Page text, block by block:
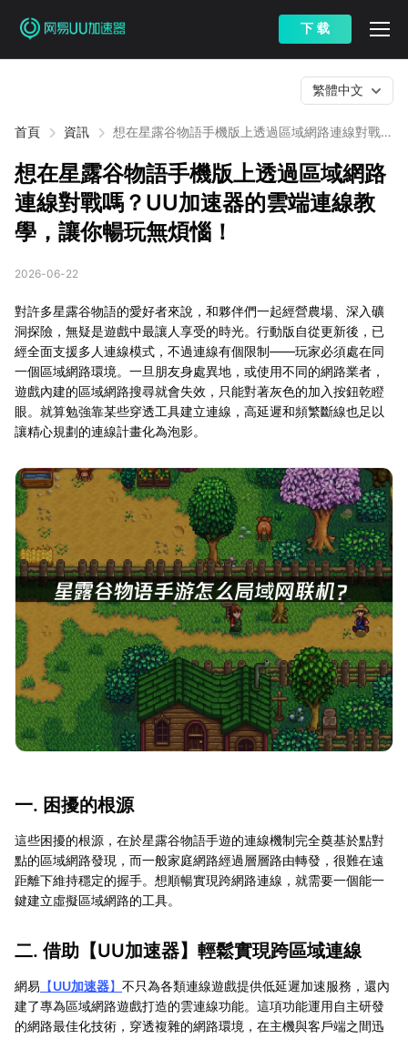
下 载
首頁 資訊
想在星露谷物語手機版上透過區域網路連線對戰
惱！
繁體中文
想在星露谷物語手機版上透過區域網路
連線對戰嗎？UU加速器的雲端連線教
學，讓你暢玩無煩惱！
2026-06-22
對許多星露谷物語的愛好者來說，和夥伴們一起經營農場、深入礦
洞探險，無疑是遊戲中最讓人享受的時光。行動版自從更新後，已
經全面支援多人連線模式，不過連線有個限制——玩家必須處在同
一個區域網路環境。一旦朋友身處異地，或使用不同的網路業者，
遊戲內建的區域網路搜尋就會失效，只能對著灰色的加入按鈕乾瞪
眼。就算勉強靠某些穿透工具建立連線，高延遲和頻繁斷線也足以
讓精心規劃的連線計畫化為泡影。
一. 困擾的根源
這些困擾的根源，在於星露谷物語手遊的連線機制完全奠基於點對
點的區域網路發現，而一般家庭網路經過層層路由轉發，很難在遠
距離下維持穩定的握手。想順暢實現跨網路連線，就需要一個能一
鍵建立虛擬區域網路的工具。
二. 借助【UU加速器】輕鬆實現跨區域連線
網易 【UU加速器】 不只為各類連線遊戲提供低延遲加速服務，還內
建了專為區域網路遊戲打造的雲連線功能。這項功能運用自主研發
的網路最佳化技術，穿透複雜的網路環境，在主機與客戶端之間迅